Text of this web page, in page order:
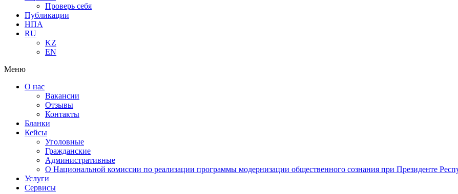
Проверь себя
Публикации
НПА
RU
KZ
EN
Меню
О нас
Вакансии
Отзывы
Контакты
Бланки
Кейсы
Уголовные
Гражданские
Административные
О Национальной комиссии по реализации программы модернизации общественного сознания при Президенте
Услуги
Сервисы